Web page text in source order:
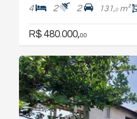
4 2 2 131,0m²
R$ 480.000,00